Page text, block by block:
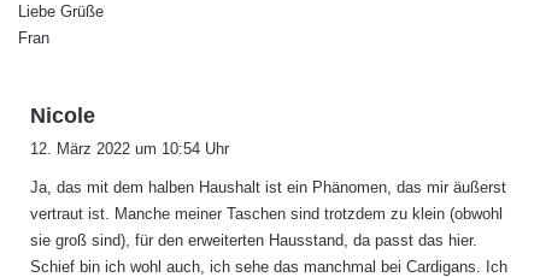
Liebe Grüße
Fran
Nicole
t
:
12. März 2022 um 10:54 Uhr
Ja, das mit dem halben Haushalt ist ein Phänomen, das mir äußerst
vertraut ist. Manche meiner Taschen sind trotzdem zu klein (obwohl
sie groß sind), für den erweiterten Hausstand, da passt das hier.
Schief bin ich wohl auch, ich sehe das manchmal bei Cardigans. Ich